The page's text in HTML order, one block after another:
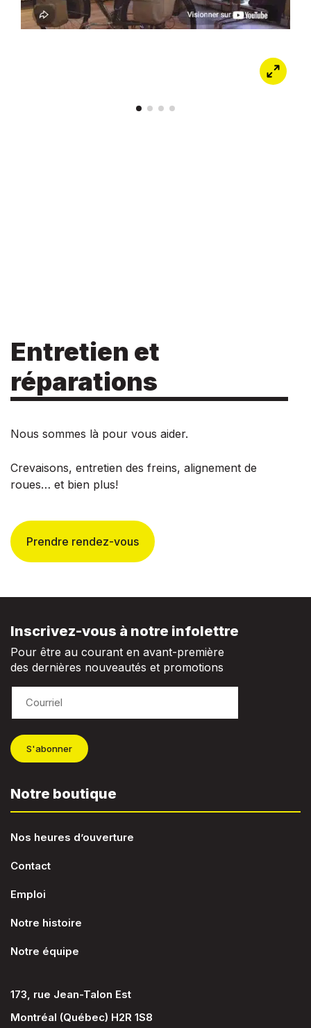
Entretien et
réparations
Nous sommes là pour vous aider.
Crevaisons, entretien des freins, alignement de
roues… et bien plus!
Prendre rendez-vous
Notre boutique
Nos heures d’ouverture
Contact
Emploi
Notre histoire
Notre équipe
173, rue Jean-Talon Est
Montréal (Québec) H2R 1S8
Inscrivez-vous à notre infolettre
Pour être au courant en avant-première
des dernières nouveautés et promotions
S'abonner